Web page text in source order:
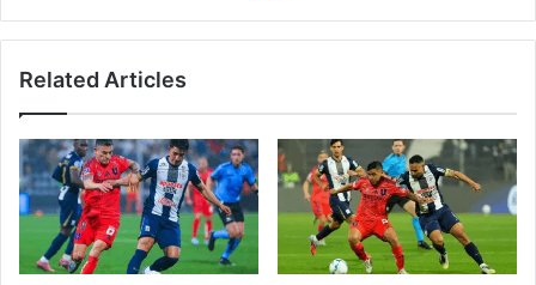
Related Articles